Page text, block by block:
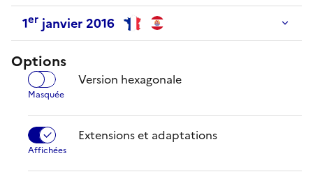
1er janvier 2016
Options
Version hexagonale
Extensions et adaptations